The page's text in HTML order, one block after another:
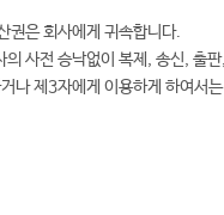
권은 회사에게 귀속합니다.
사전 승낙없이 복제, 송신, 출
나 제3자에게 이용하게 하여서